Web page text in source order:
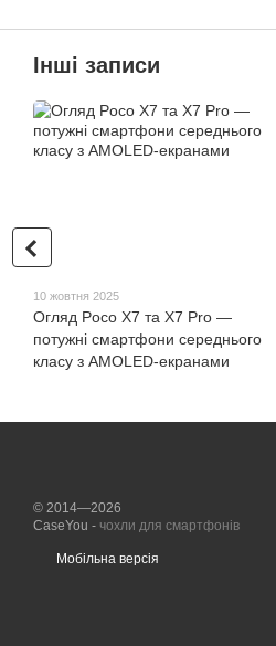
Інші записи
10 жовтня 2025
Огляд Poco X7 та X7 Pro —
потужні смартфони середнього
класу з AMOLED-екранами
© 2014—2026
CaseYou - чохли для смартфонів
Мобільна версія